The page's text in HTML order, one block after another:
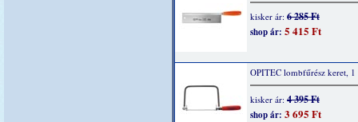
kisker ár: 6 285 Ft
shop ár: 5 415 Ft
OPITEC lombfűrész keret, 1
kisker ár: 4 395 Ft
shop ár: 3 695 Ft